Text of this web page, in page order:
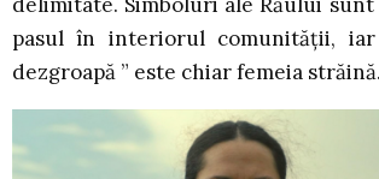
pasul în interiorul comunității,
dezgroapă ” este chiar femeia străină.